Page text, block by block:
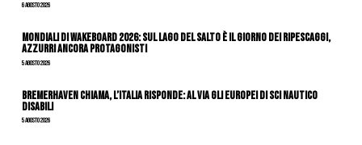
6 Agosto 2026
Mondiali di Wakeboard 2026: sul Lago del Salto è il giorno dei ripescaggi,
azzurri ancora protagonisti
5 Agosto 2026
Bremerhaven chiama, l’Italia risponde: al via gli Europei di Sci Nautico
Disabili
5 Agosto 2026